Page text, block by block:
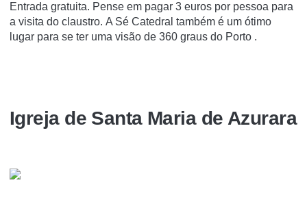
Entrada gratuita. Pense em pagar 3 euros por pessoa para
a visita do claustro. A Sé Catedral também é um ótimo
lugar para se ter uma visão de 360 graus do Porto .
Igreja de Santa Maria de Azurara